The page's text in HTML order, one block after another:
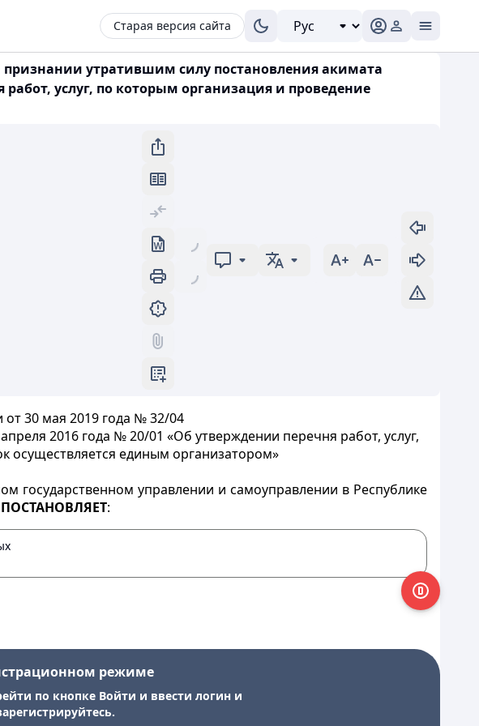
Старая версия сайта
признании утратившим силу постановления акимата
услуг, по которым организация и проведение
от 30 мая 2019 года № 32/04
2016 года № 20/01 «Об утверждении перечня работ, услуг,
осуществляется единым организатором»
государственном управлении и самоуправлении в Республике
ПОСТАНОВЛЯЕТ:
режиме
по кнопке Войти и ввести логин и